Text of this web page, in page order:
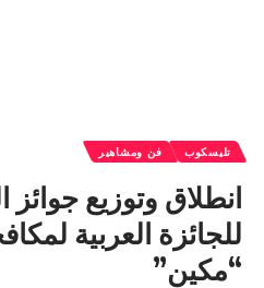
تليسكوب فن ومشاهير
انطلاق وتوزيع جوائز
للجائزة العربية
“مكين”